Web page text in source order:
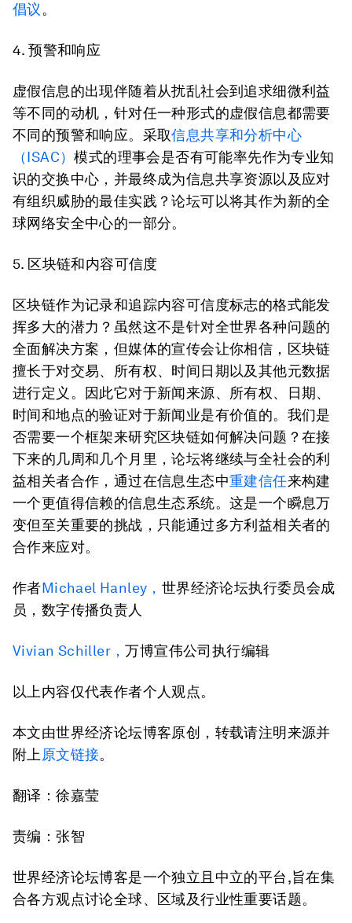
倡议 。
4. 预警和响应
虚假信息的出现伴随着从扰乱社会到追求细微利益
等不同的动机，针对任一种形式的虚假信息都需要
不同的预警和响应。采取信息共享和分析中心
（ISAC）模式的理事会是否有可能率先作为专业知
识的交换中心，并最终成为信息共享资源以及应对
有组织威胁的最佳实践？论坛可以将其作为新的全
球网络安全中心的一部分。
5. 区块链和内容可信度
区块链作为记录和追踪内容可信度标志的格式能发
挥多大的潜力？虽然这不是针对全世界各种问题的
全面解决方案，但媒体的宣传会让你相信，区块链
擅长于对交易、所有权、时间日期以及其他元数据
进行定义。因此它对于新闻来源、所有权、日期、
时间和地点的验证对于新闻业是有价值的。我们是
否需要一个框架来研究区块链如何解决问题？在接
下来的几周和几个月里，论坛将继续与全社会的利
益相关者合作，通过在信息生态中重建信任来构建
一个更值得信赖的信息生态系统。这是一个瞬息万
变但至关重要的挑战，只能通过多方利益相关者的
合作来应对。
作者Michael Hanley ， 世界经济论坛执行委员会成
员，数字传播负责人
Vivian Schiller ，万博宣伟公司执行编辑
以上内容仅代表作者个人观点。
本文由世界经济论坛博客原创，转载请注明来源并
附上 原文链接。
翻译：徐嘉莹
责编：张智
世界经济论坛博客是一个独立且中立的平台,旨在集
合各方观点讨论全球、区域及行业性重要话题。